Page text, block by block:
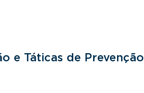
e Táticas de Prevenção